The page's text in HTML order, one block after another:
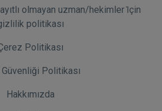
olmayan uzman/hekimler i̇çin
politikası
Politikası
Politikası
Hakkımızda